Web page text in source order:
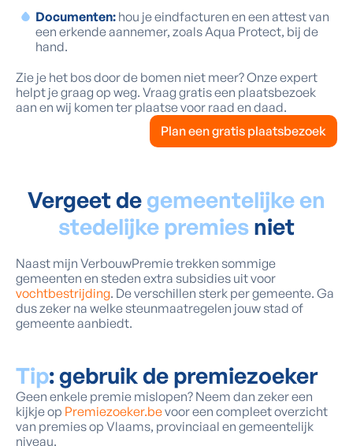
Documenten: hou je eindfacturen en een attest van
een erkende aannemer, zoals Aqua Protect, bij de
hand.
Zie je het bos door de bomen niet meer? Onze expert
helpt je graag op weg. Vraag gratis een plaatsbezoek
aan en wij komen ter plaatse voor raad en daad.
Plan een gratis plaatsbezoek
Vergeet de gemeentelijke en
stedelijke premies niet
Naast mijn VerbouwPremie trekken sommige
gemeenten en steden extra subsidies uit voor
vochtbestrijding. De verschillen sterk per gemeente. Ga
dus zeker na welke steunmaatregelen jouw stad of
gemeente aanbiedt.
Tip: gebruik de premiezoeker
Geen enkele premie mislopen? Neem dan zeker een
kijkje op Premiezoeker.bevoor een compleet overzicht
van premies op Vlaams, provinciaal en gemeentelijk
niveau.